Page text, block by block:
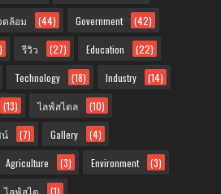
ดล้อม (44) Government (42)
รีวิว (27) Education (22)
Technology (18) Industry (14)
(13) ไลฟ์สไตล (10)
(7) Gallery (4)
Agriculture (3) Environment (3)
ไลฟ์สไต (1)